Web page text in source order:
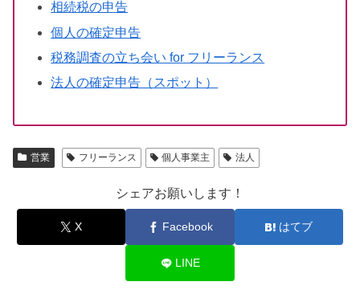
相続税の申告
個人の確定申告
税務調査の立ち会い for フリーランス
法人の確定申告（スポット）
営業 フリーランス 個人事業主 法人
シェアお願いします！
X Facebook はてブ
LINE